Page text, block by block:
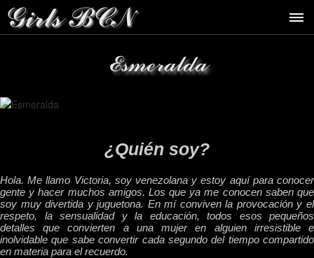
Esmeralda
¿Quién soy?
Hola. Me llamo Victoria, soy venezolana y estoy aquí para conocer
gente y hacer muchos amigos. Los que ya me conocen saben que
soy muy divertida y juguetona. En mí conviven la provocación y el
respeto, la sensualidad y la educación, todos esos pequeños
detalles que convierten a una mujer en alguien irresistible e
inolvidable que sabe convertir cada segundo del tiempo compartido
en materia para el recuerdo.